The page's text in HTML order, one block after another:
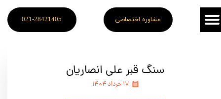
021-28421405 مشاوره اختصاصی
سنگ قبر علی انصاریان
۱۷ خرداد ۱۴۰۴